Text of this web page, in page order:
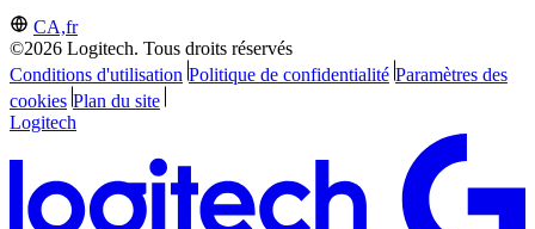
CA,fr
©2026 Logitech. Tous droits réservés
Conditions d'utilisation Politique de confidentialité Paramètres des
cookies Plan du site
Logitech